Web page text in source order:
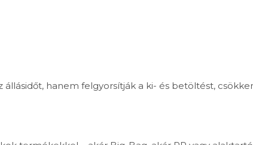
hanem felgyorsítják a ki- és betöltést,